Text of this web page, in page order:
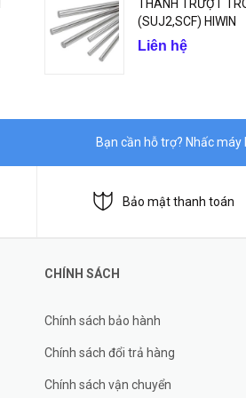
THANH TRƯỢT
(SUJ2,SCF) HIWIN
Liên hệ
Bạn cần hỗ trợ? Nhấc
Bảo mật thanh toán
CHÍNH SÁCH
Chính sách bảo hành
Chính sách đổi trả hàng
Chính sách vận chuyển